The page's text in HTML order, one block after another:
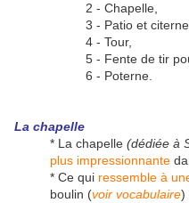
2 - Chapelle,
3 - Patio et citerne,
4 - Tour,
5 - Fente de tir
6 - Poterne.
La chapelle
* La chapelle (dédiée à
plus impressionnante
* Ce qui ressemble à
boulin (voir vocabulaire)